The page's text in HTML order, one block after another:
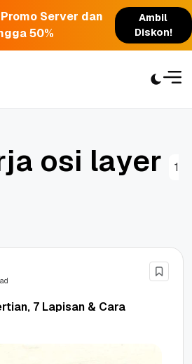
Server dan
50%
Ambil
Diskon!
ja osi layer 1
7 Lapisan & Cara